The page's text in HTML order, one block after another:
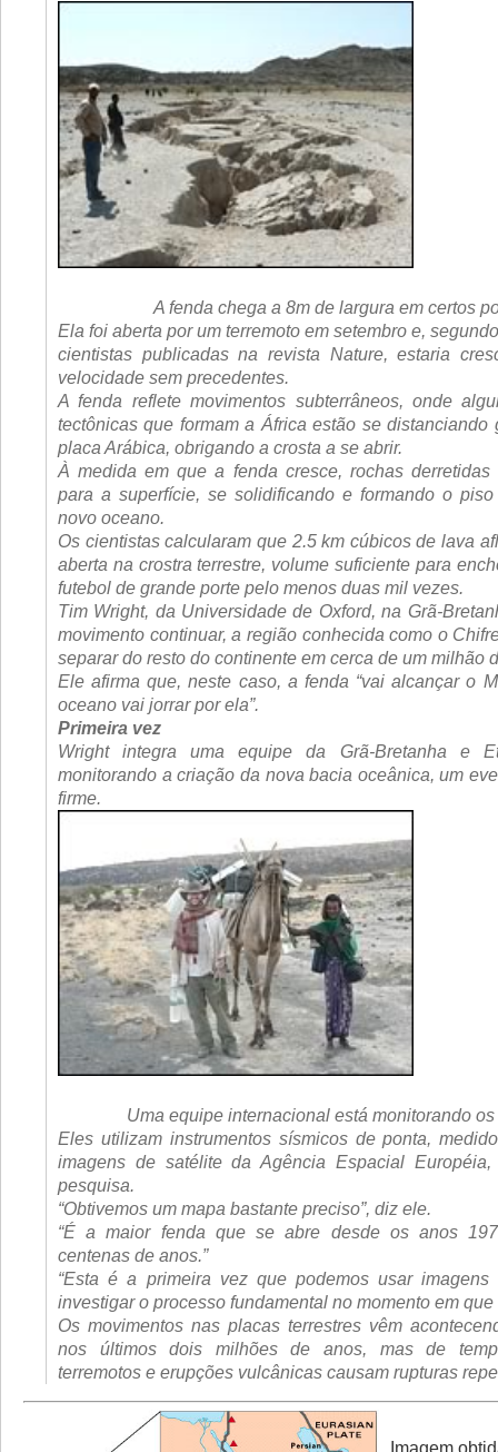
A fenda chega a 8m de largura em certos
Ela foi aberta por um terremoto em setembro e,
cientistas publicadas na revista Nature, estaria
velocidade sem precedentes.
A fenda reflete movimentos subterrâneos, onde
tectônicas que formam a África estão se distanciando
placa Arábica, obrigando a crosta a se abrir.
À medida em que a fenda cresce, rochas derretidas
para a superfície, se solidificando e formando o
novo oceano.
Os cientistas calcularam que 2.5 km cúbicos de lava
aberta na crostra terrestre, volume suficiente para
futebol de grande porte pelo menos duas mil vezes.
Tim Wright, da Universidade de Oxford, na Grã-
movimento continuar, a região conhecida como o
separar do resto do continente em cerca de um milhão
Ele afirma que, neste caso, a fenda “vai alcançar o
oceano vai jorrar por ela”.
Primeira vez
Wright integra uma equipe da Grã-Bretanha e
monitorando a criação da nova bacia oceânica, um
firme.
Uma equipe internacional está monitorando
Eles utilizam instrumentos sísmicos de ponta,
imagens de satélite da Agência Espacial
pesquisa.
“Obtivemos um mapa bastante preciso”, diz ele.
“É a maior fenda que se abre desde os anos
centenas de anos.”
“Esta é a primeira vez que podemos usar
investigar o processo fundamental no momento em que
Os movimentos nas placas terrestres vêm
nos últimos dois milhões de anos, mas de
terremotos e erupções vulcânicas causam rupturas
Imagem